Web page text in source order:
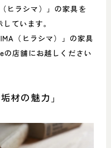
ヒラシマ）」の家具を
ています。
（ヒラシマ）」の家具
店舗にお越しください
材の魅力」